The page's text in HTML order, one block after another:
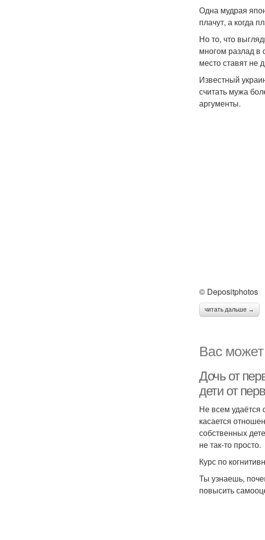
Одна мудрая
плачут, а когда
Но то, что
многом разлад в
место ставят не
Известный
считать мужа
аргументы.
© Depositphotos
читать дальше →
Вас
Дочь от
дети от
Не всем удаётся
касается
собственных
не так-то просто.
Курс по
Ты узнаешь,
повысить